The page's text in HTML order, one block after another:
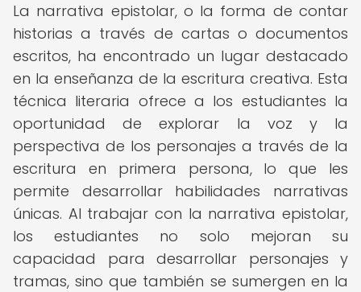
La narrativa epistolar, o la forma de contar
historias a través de cartas o documentos
escritos, ha encontrado un lugar destacado
en la enseñanza de la escritura creativa. Esta
técnica literaria ofrece a los estudiantes la
oportunidad de explorar la voz y la
perspectiva de los personajes a través de la
escritura en primera persona, lo que les
permite desarrollar habilidades narrativas
únicas. Al trabajar con la narrativa epistolar,
los estudiantes no solo mejoran su
capacidad para desarrollar personajes y
tramas, sino que también se sumergen en la